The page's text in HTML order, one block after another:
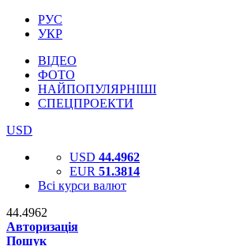
РУС
УКР
ВІДЕО
ФОТО
НАЙПОПУЛЯРНІШІ
СПЕЦПРОЕКТИ
USD
USD 44.4962
EUR 51.3814
Всі курси валют
44.4962
Авторизація
Пошук